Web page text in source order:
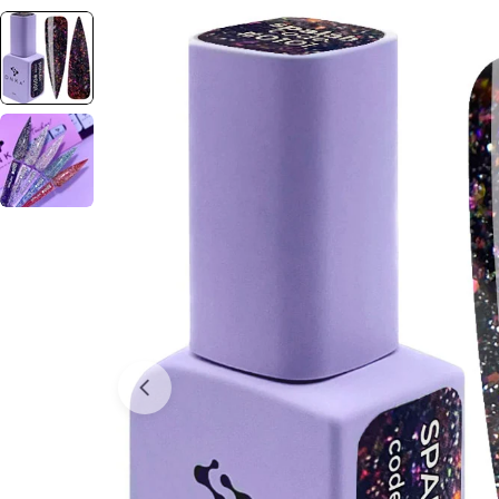
Отвори медия 0 в прозорец